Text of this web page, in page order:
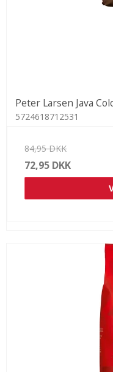
Peter Larsen Java
5724618712531
84,95 DKK
72,95 DKK